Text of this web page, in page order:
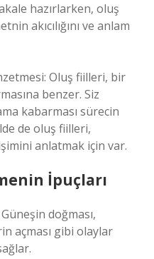
hazırlarken, oluş
akıcılığını ve anlam
Oluş fiilleri, bir
benzer. Siz
kabarması sürecin
de oluş fiilleri,
anlatmak için var.
İpuçları
doğması,
açması gibi olaylar